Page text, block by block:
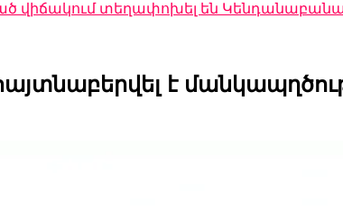
վիճակում տեղափոխել են
հայտնաբերվել է